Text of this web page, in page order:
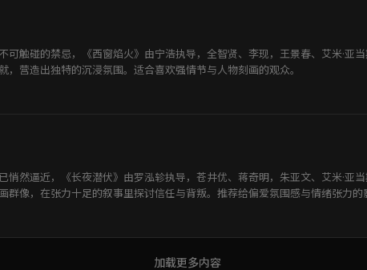
可触碰的禁忌，《西窗焰火》由宁浩执导，全智贤、李现，王景春、艾米·亚
，营造出独特的沉浸氛围。适合喜欢强情节与人物刻画的观众。
悄然逼近，《长夜潜伏》由罗泓轸执导，苍井优、蒋奇明，朱亚文、艾米·亚
群像，在张力十足的叙事里探讨信任与背叛。推荐给偏爱氛围感与情绪张力的
加载更多内容